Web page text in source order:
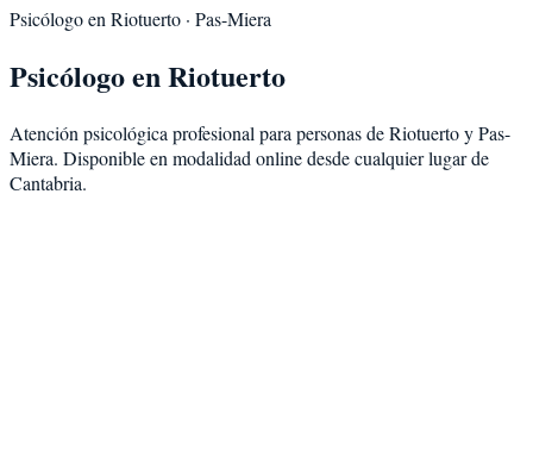
Psicólogo en Riotuerto · Pas-Miera
Psicólogo enRiotuerto
Atención psicológica profesional para personas deRiotuertoyPas-
Miera. Disponible en modalidad online desde cualquier lugar de
Cantabria.